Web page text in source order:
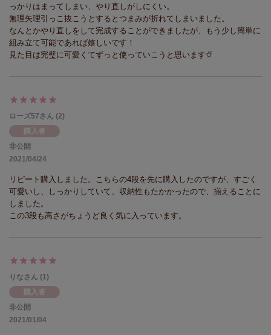
っかりはまってしまい、やり直しがしにくい。
無理矢理引っこ抜こうとするとつまみが折れてしまいました。
なんとかやり直しをして完成することができましたが、もう少し簡単に
組み立て可能であれば嬉しいです！
見た目は完璧に可愛くてずっと使っていこうと思います✩⃛
ローズ57
2
購入者
非公開
2021/04/24
リピート購入しました。こちらの4段を先に購入したのですが、すごく
可愛いし、しっかりしていて、収納性もたかかったので、揃えることに
しました。
この3段も高さがちょうど良く気に入っています。
りな
1
購入者
非公開
2021/01/04